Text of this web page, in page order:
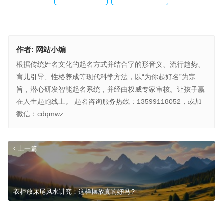
作者: 网站小编
根据传统姓名文化的起名方式并结合字的形音义、流行趋势、
育儿引导、性格养成等现代科学方法，以“为你起好名”为宗
旨，潜心研发智能起名系统，并经由权威专家审核。让孩子赢
在人生起跑线上。 起名咨询服务热线：13599118052，或加
微信：cdqmwz
上一篇
衣柜放床尾风水讲究：这样摆放真的好吗？